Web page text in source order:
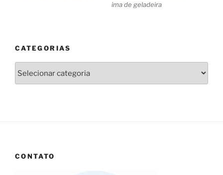
ima de geladeira
CATEGORIAS
CONTATO